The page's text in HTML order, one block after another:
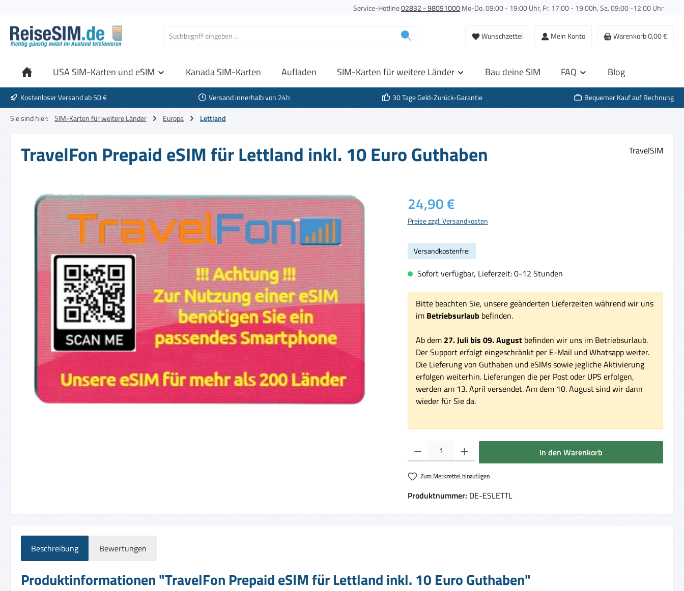
Service-Hotline02832 - 98091000Mo-Do. 09:00 - 19:00 Uhr, Fr. 17:00 - 19:00h, Sa. 09:00 -12:00 Uhr
Wunschzettel Mein Konto Warenkorb0,00 €
USA SIM-Karten und eSIM Kanada SIM-Karten Aufladen SIM-Karten für weitere Länder Bau deine SIM FAQ Blog
Kostenloser Versand ab 50 € Versand innerhalb von 24h 30 Tage Geld-Zurück-Garantie
Bequemer Kauf auf Rechnung
Sie sind hier:
SIM-Karten für weitere Länder Europa Lettland
TravelFon Prepaid eSIM für Lettland inkl. 10 Euro Guthaben TravelSIM
Bildergalerie überspringen Regulärer Preis:
24,90 €
Preise zzgl. Versandkosten
Versandkostenfrei
Sofort verfügbar, Lieferzeit: 0-12 Stunden
Bitte beachten Sie, unsere geänderten Lieferzeiten während wir uns
im Betriebsurlaub befinden.
Ab dem 27. Juli bis 09. Augustbefinden wir uns im Betriebsurlaub.
Der Support erfolgt eingeschränkt per E-Mail und Whatsapp weiter.
Die Lieferung von Guthaben und eSIMs sowie jegliche Aktivierung
erfolgen weiterhin. Lieferungen die per Post oder UPS erfolgen,
werden am 13. April versendet. Am dem 10. August sind wir dann
wieder für Sie da.
Produkt Anzahl: Gib den gewünschten Wert ein oder benutze die Schaltflächen um die
In den Warenkorb
Zum Merkzettel hinzufügen
Produktnummer: DE-ESLETTL
Beschreibung Bewertungen
Produktinformationen "TravelFon Prepaid eSIM für Lettland inkl. 10 Euro Guthaben"